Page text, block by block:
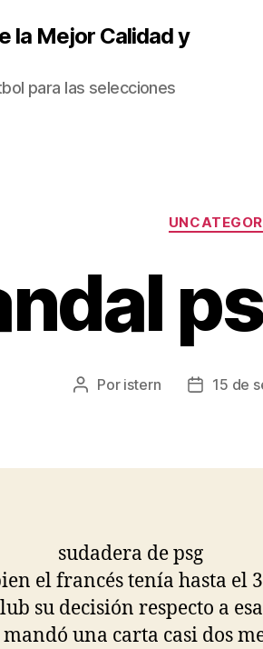
la Mejor Calidad y
para las selecciones
Autor
Por istern
Fecha
15 de
el francés tenía hasta el
su decisión respecto a
mandó una carta casi dos